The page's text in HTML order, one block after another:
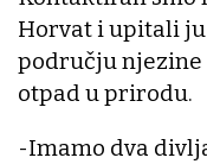
Horvat i upitali ju
području njezine
otpad u prirodu.
-Imamo dva